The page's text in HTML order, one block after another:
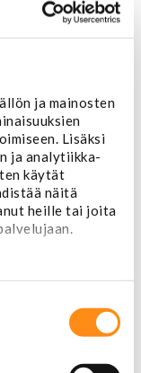
ja mainosten
Lisäksi
ja analytiikka-
käytät
näitä
heille tai joita